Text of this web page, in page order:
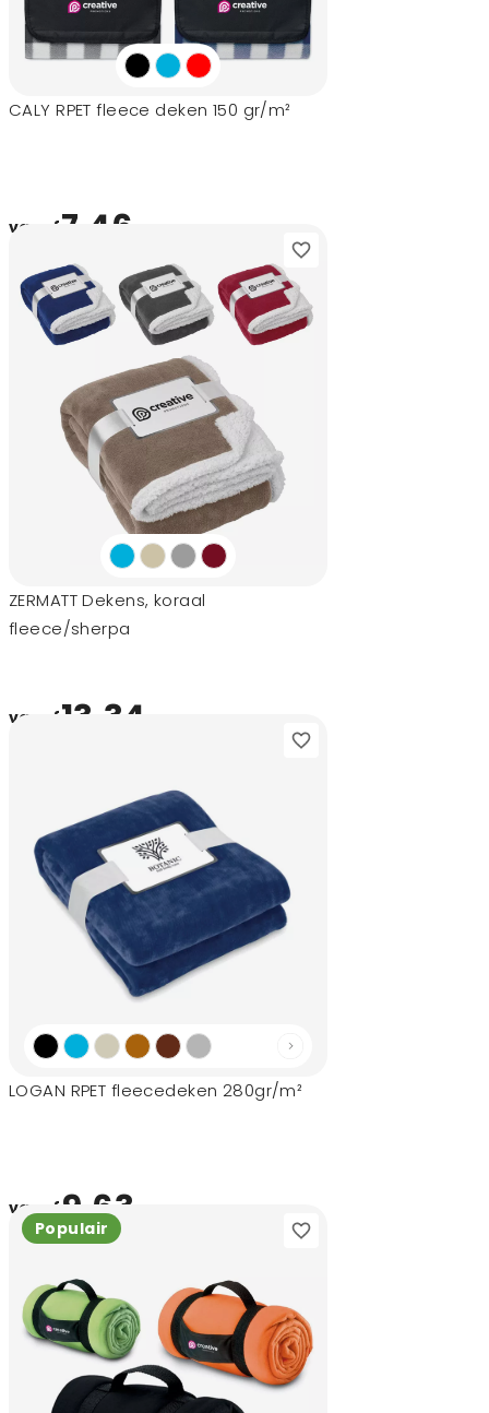
CALY RPET fleece deken 150 gr/m²
vanaf7,46
ZERMATT Dekens, koraal
fleece/sherpa
vanaf13,34
LOGAN RPET fleecedeken 280gr/m²
vanaf9,63
Populair